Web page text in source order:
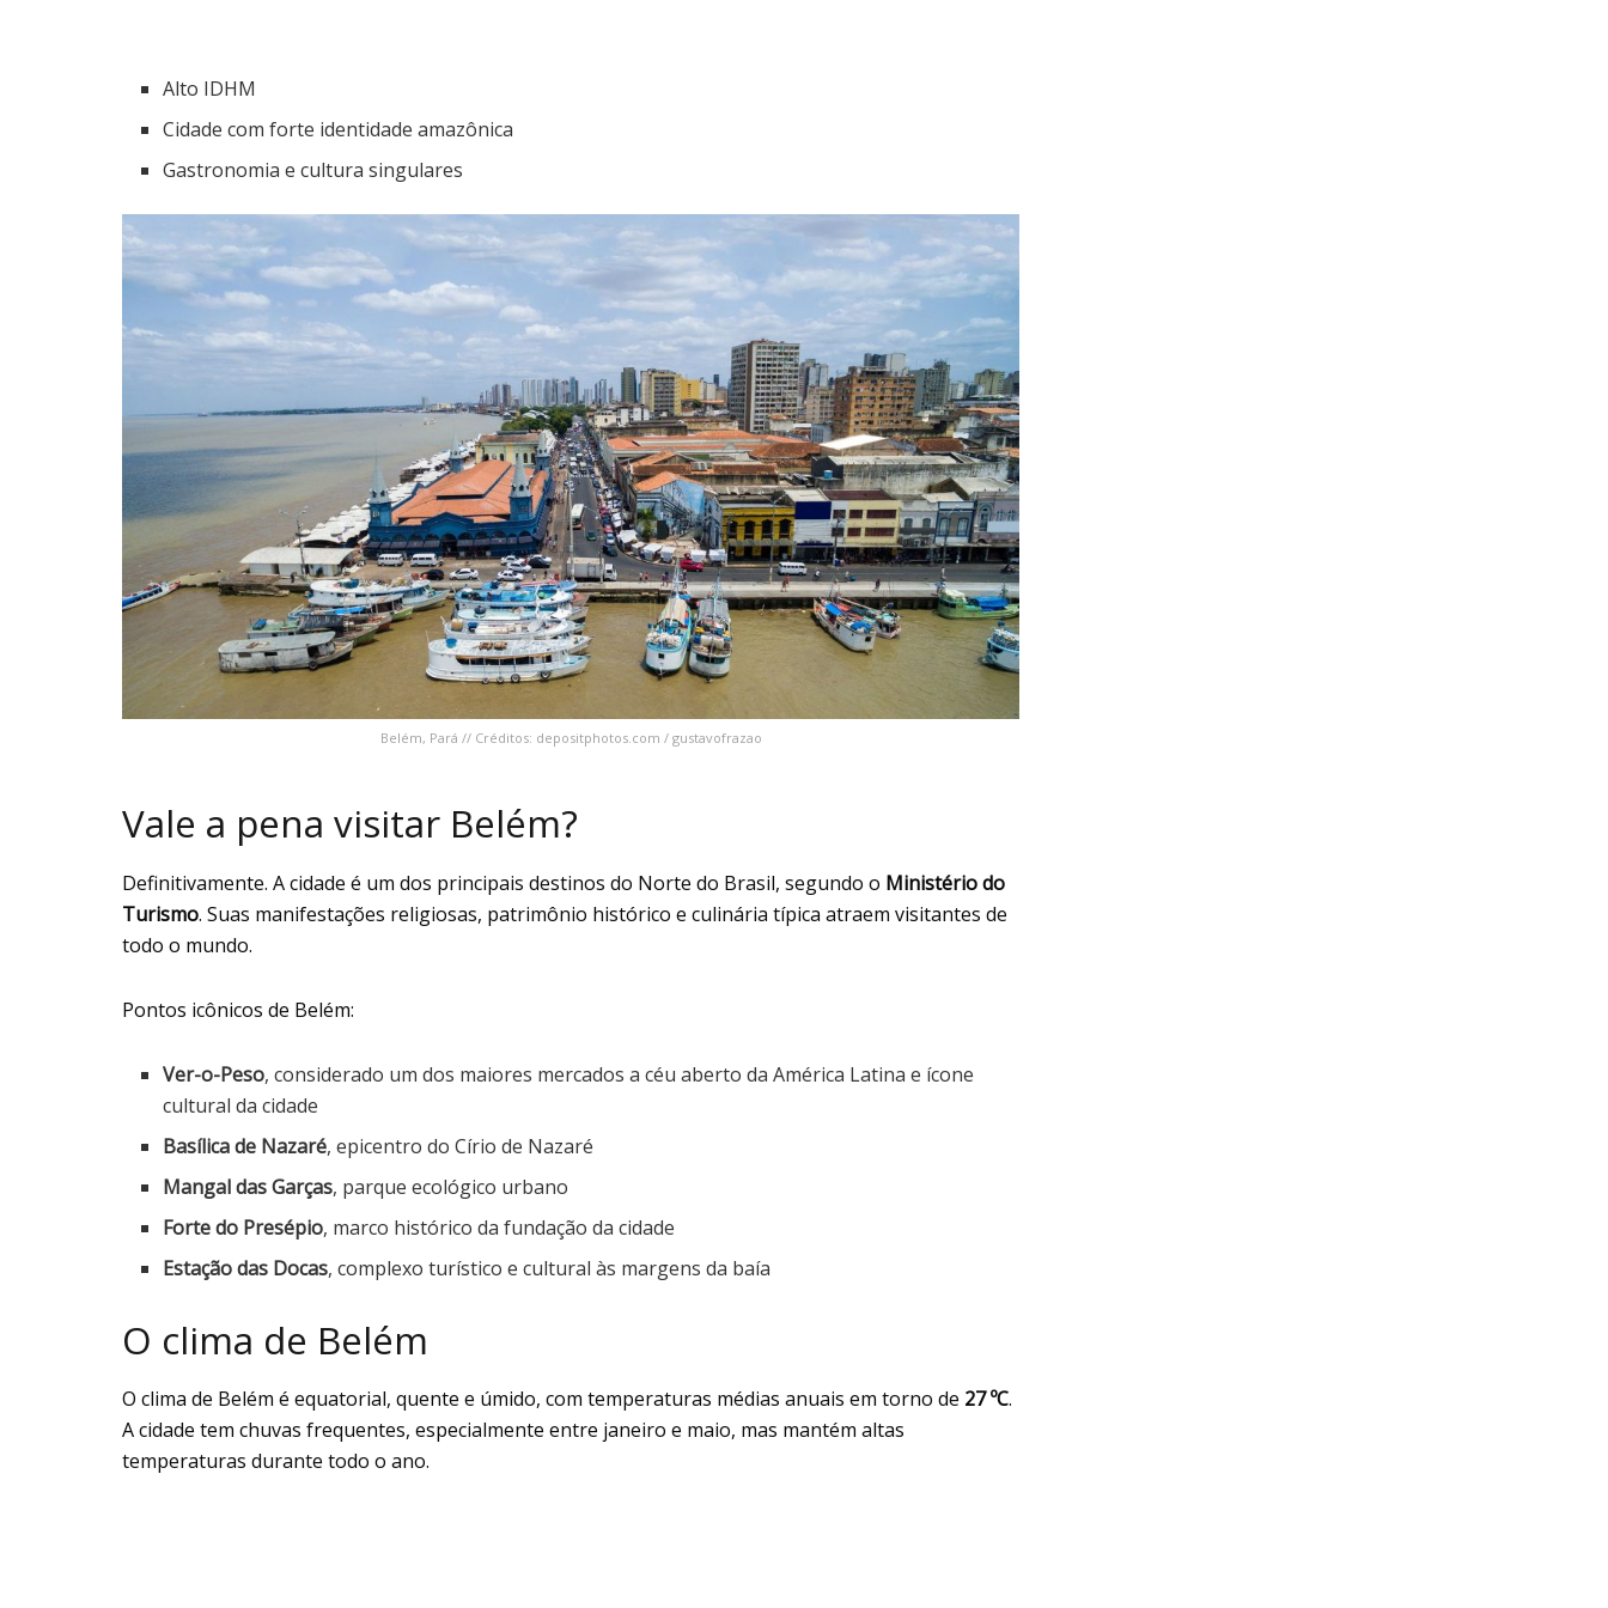
Alto IDHM
Cidade com forte identidade amazônica
Gastronomia e cultura singulares
Belém, Pará // Créditos: depositphotos.com / gustavofrazao
Vale a pena visitar Belém?
Definitivamente. A cidade é um dos principais destinos do Norte do Brasil, segundo o Ministério do
Turismo. Suas manifestações religiosas, patrimônio histórico e culinária típica atraem visitantes de
todo o mundo.
Pontos icônicos de Belém:
Ver-o-Peso, considerado um dos maiores mercados a céu aberto da América Latina e ícone
cultural da cidade
Basílica de Nazaré, epicentro do Círio de Nazaré
Mangal das Garças, parque ecológico urbano
Forte do Presépio, marco histórico da fundação da cidade
Estação das Docas, complexo turístico e cultural às margens da baía
O clima de Belém
O clima de Belém é equatorial, quente e úmido, com temperaturas médias anuais em torno de 27 ºC.
A cidade tem chuvas frequentes, especialmente entre janeiro e maio, mas mantém altas
temperaturas durante todo o ano.